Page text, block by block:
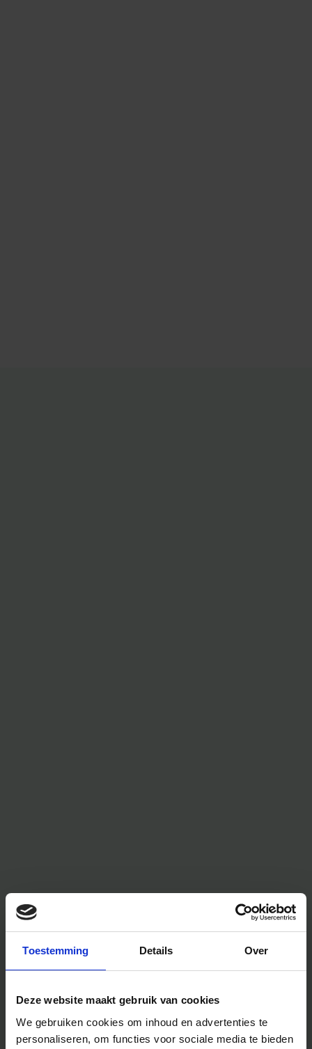
Toestemming Details Over
Deze website maakt gebruik van cookies
We gebruiken cookies om inhoud en advertenties te
personaliseren, om functies voor sociale media te bieden